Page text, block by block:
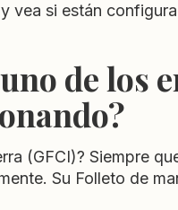
vea si están
de los
(GFCI)? Siempre
Su Folleto de